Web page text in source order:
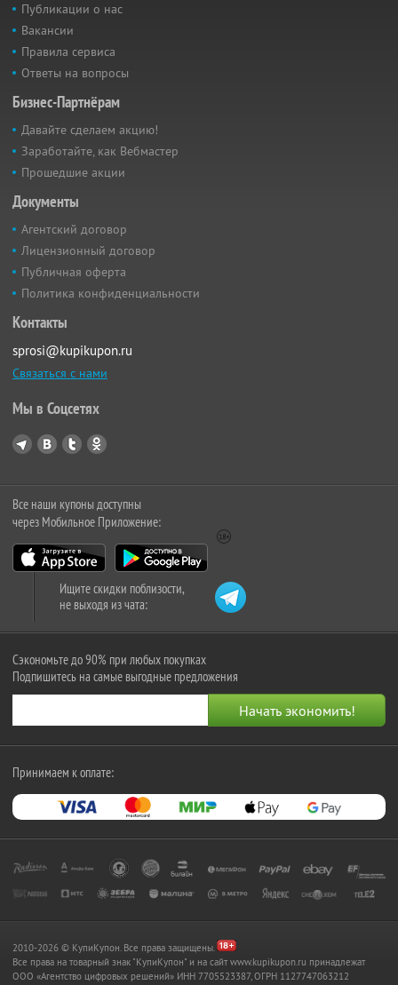
Публикации о нас
Вакансии
Правила сервиса
Ответы на вопросы
Бизнес-Партнёрам
Давайте сделаем акцию!
Заработайте, как Вебмастер
Прошедшие акции
Документы
Агентский договор
Лицензионный договор
Публичная оферта
Политика конфиденциальности
Контакты
sprosi@kupikupon.ru
Связаться с нами
Мы в Соцсетях
Все наши купоны доступны
через Мобильное Приложение:
Ищите скидки поблизости,
не выходя из чата:
Сэкономьте до 90% при любых покупках
Подпишитесь на самые выгодные предложения
Принимаем к оплате:
2010-2026 © КупиКупон. Все права защищены.
Все права на товарный знак "КупиКупон" и на сайт www.kupikupon.ru принадлежат
OOO «Агентство цифровых решений» ИНН 7705523387, ОГРН 1127747063212